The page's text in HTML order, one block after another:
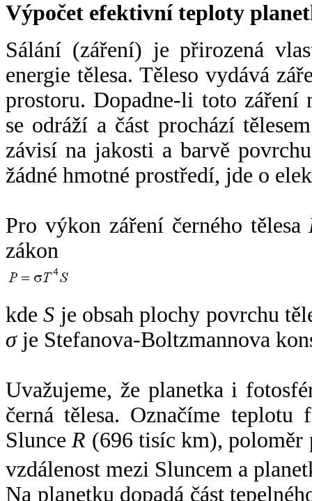
Výpočet efektivní teploty
Sálání (záření) je přirozená
energie tělesa. Těleso vydává
prostoru. Dopadne-li toto záření
se odráží a část prochází
závisí na jakosti a barvě
žádné hmotné prostředí, jde o
Pro výkon záření černého tělesa
zákon
kdeS je obsah plochy povrchu
σje Stefanova-Boltzmannova
Uvažujeme, že planetka i
černá tělesa. Označíme
SlunceR (696 tisíc km),
vzdálenost mezi Sluncem a
Na planetku dopadá část